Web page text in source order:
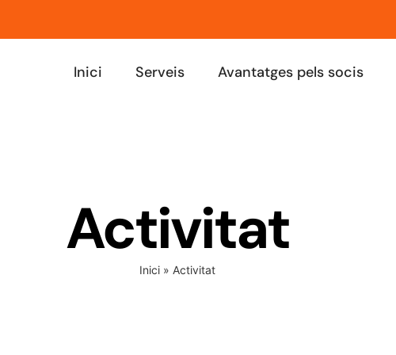
Inici Serveis Avantatges pels socis
Activitat
Inici » Activitat